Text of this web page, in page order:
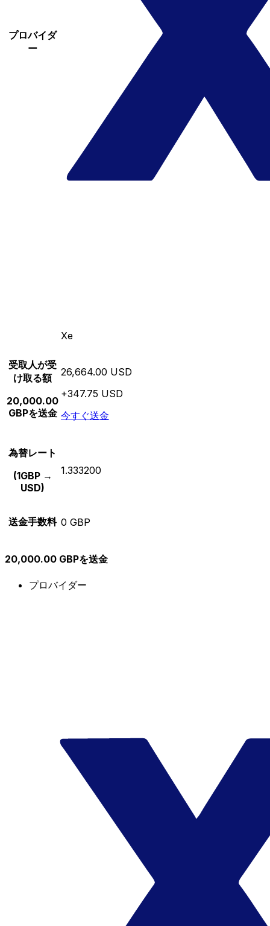
プロバイダ
ー
Xe
受取人が受
け取る額
20,000.00
GBPを送金
26,664.00 USD
+347.75 USD
今すぐ送金
為替レート
(1GBP →
USD)
1.333200
送金手数料 0 GBP
20,000.00 GBPを送金
プロバイダー